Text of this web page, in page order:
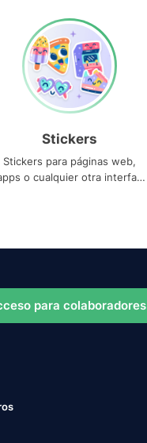
Stickers
Stickers para páginas web,
o cualquier otra interfaz
para colaboradores